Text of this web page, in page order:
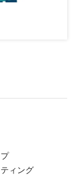
ィング